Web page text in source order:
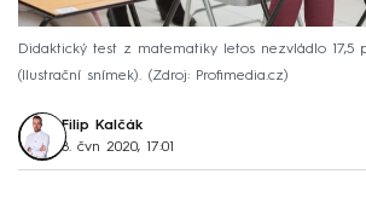
Didaktický test z matematiky letos nezvládlo 17,5
(Ilustrační snímek).
Zdroj: Profimedia.cz
Filip Kalčák
8. čvn 2020, 17:01